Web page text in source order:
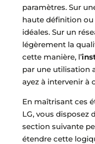
paramètres. Sur
haute définition ou
idéales. Sur un
légèrement la
cette manière, l’
par une utilisation
ayez à intervenir à
En maîtrisant ces
LG, vous disposez
section suivante
étendre cette